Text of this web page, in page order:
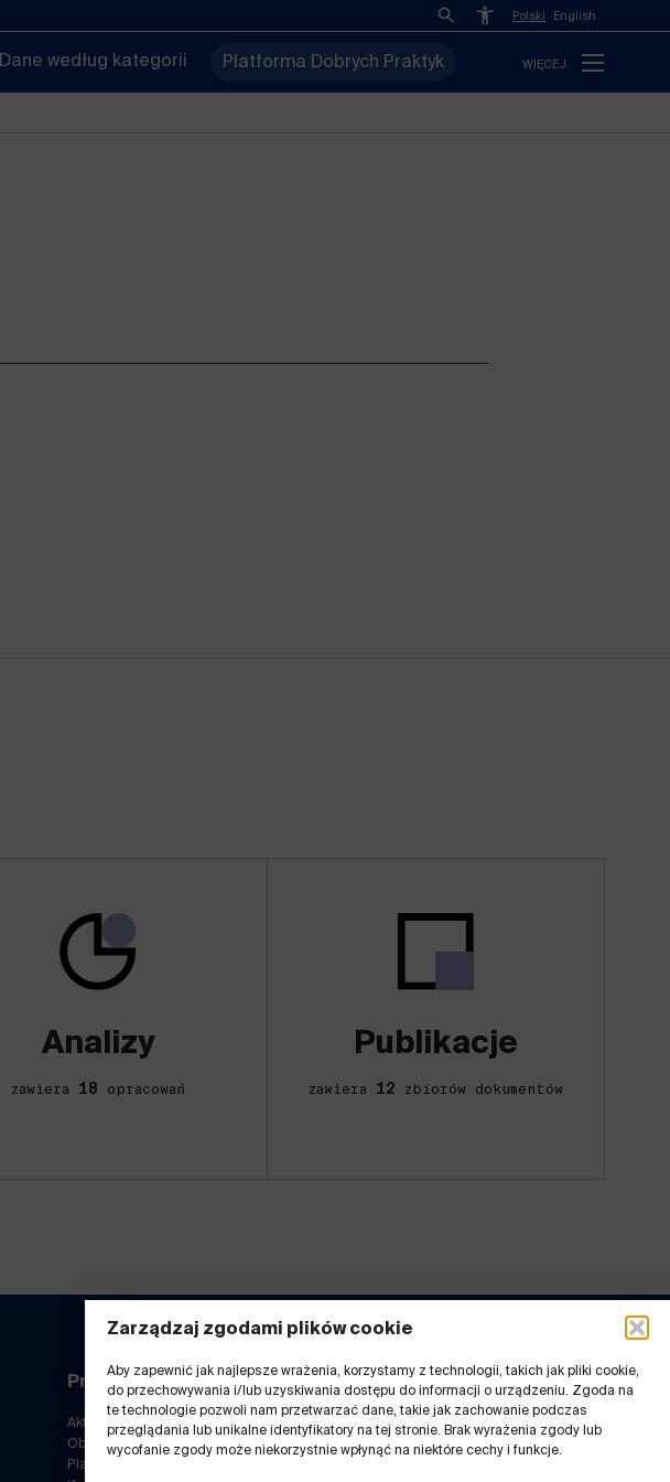
Zarządzaj zgodami plików cookie
Aby zapewnić jak najlepsze wrażenia, korzystamy z technologii, takich jak pliki cookie,
do przechowywania i/lub uzyskiwania dostępu do informacji o urządzeniu. Zgoda na
te technologie pozwoli nam przetwarzać dane, takie jak zachowanie podczas
przeglądania lub unikalne identyfikatory na tej stronie. Brak wyrażenia zgody lub
wycofanie zgody może niekorzystnie wpłynąć na niektóre cechy i funkcje.
Polski English
Dane według kategorii Platforma Dobrych Praktyk WIĘCEJ
Analizy
zawiera 18 opracowań
Publikacje
zawiera 12 zbiorów dokumentów
Przydatne linki
Aktualności
Obserwatorium GZM
Platforma Dobrych Praktyk
Rejestr ostatnich zmian
Deklaracja dostępności